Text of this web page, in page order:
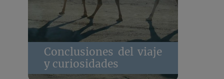
Conclusiones del viaje
y curiosidades